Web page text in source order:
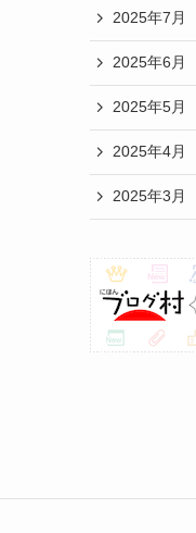
2025年7月
2025年6月
2025年5月
2025年4月
2025年3月